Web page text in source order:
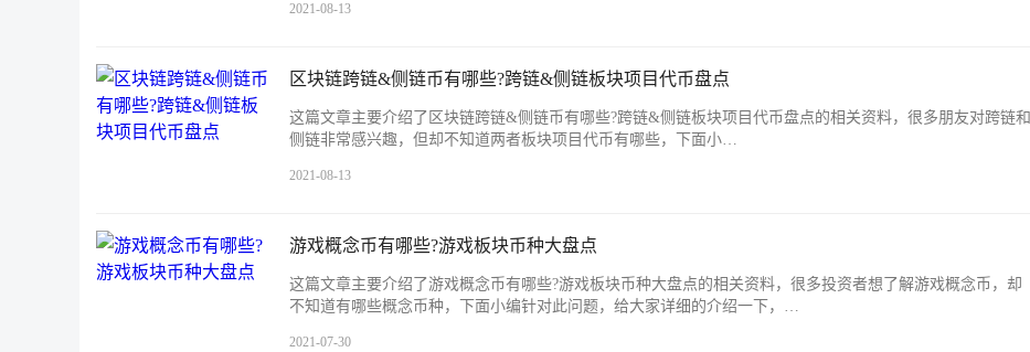
2021-08-13
区块链跨链&侧链币有哪些?跨链&侧链板块项目代币盘点
这篇文章主要介绍了区块链跨链&侧链币有哪些?跨链&侧链板块项目代币盘点的相关资料，很多朋友对跨链和
侧链非常感兴趣，但却不知道两者板块项目代币有哪些，下面小…
2021-08-13
游戏概念币有哪些?游戏板块币种大盘点
这篇文章主要介绍了游戏概念币有哪些?游戏板块币种大盘点的相关资料，很多投资者想了解游戏概念币，却
不知道有哪些概念币种，下面小编针对此问题，给大家详细的介绍一下，…
2021-07-30